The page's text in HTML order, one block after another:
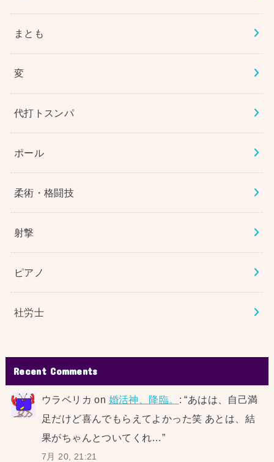
まとも
変
代打トスンパ
ポール
柔術・格闘技
射撃
ピアノ
社労士
Recent Comments
ウラベリカ on 婚活神、降臨。 : “あはは、自己満
足だけど喜んでもらえてよかった笑 あとは、結
果がちゃんとついてくれ…”
7月 20, 21:21